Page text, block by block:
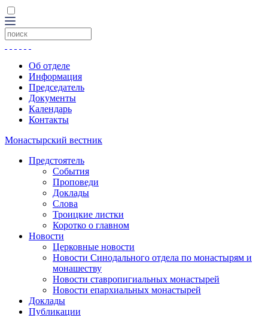
Об отделе
Информация
Председатель
Документы
Календарь
Контакты
Монастырский вестник
Предстоятель
События
Проповеди
Доклады
Слова
Троицкие листки
Коротко о главном
Новости
Церковные новости
Новости Синодального отдела по монастырям и
монашеству
Новости ставропигиальных монастырей
Новости епархиальных монастырей
Доклады
Публикации